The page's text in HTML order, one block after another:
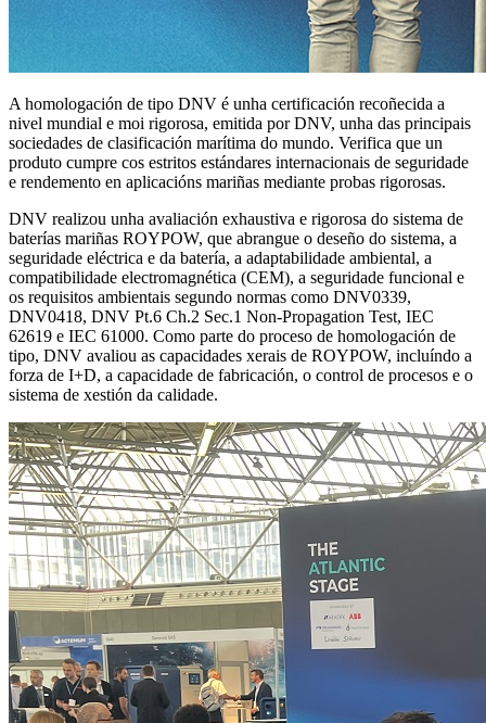
A homologación de tipo DNV é unha certificación recoñecida a
nivel mundial e moi rigorosa, emitida por DNV, unha das principais
sociedades de clasificación marítima do mundo. Verifica que un
produto cumpre cos estritos estándares internacionais de seguridade
e rendemento en aplicacións mariñas mediante probas rigorosas.
DNV realizou unha avaliación exhaustiva e rigorosa do sistema de
baterías mariñas ROYPOW, que abrangue o deseño do sistema, a
seguridade eléctrica e da batería, a adaptabilidade ambiental, a
compatibilidade electromagnética (CEM), a seguridade funcional e
os requisitos ambientais segundo normas como DNV0339,
DNV0418, DNV Pt.6 Ch.2 Sec.1 Non-Propagation Test, IEC
62619 e IEC 61000. Como parte do proceso de homologación de
tipo, DNV avaliou as capacidades xerais de ROYPOW, incluíndo a
forza de I+D, a capacidade de fabricación, o control de procesos e o
sistema de xestión da calidade.